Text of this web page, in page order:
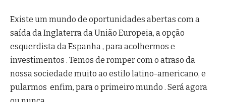
Existe um mundo de oportunidades abertas com a
saída da Inglaterra da União Europeia, a opção
esquerdista da Espanha , para acolhermos e
investimentos . Temos de romper com o atraso da
nossa sociedade muito ao estilo latino-americano, e
pularmos enfim, para o primeiro mundo . Será agora